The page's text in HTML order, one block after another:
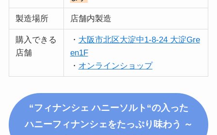
製造場所 店舗内製造
購入できる
店舗
・ 大阪市北区大淀中1-8-24 大淀Gre
en1F
・ オンラインショップ
“フィナンシェ ハニーソルト“の入った
ハニーフィナンシェをたっぷり味わう ～